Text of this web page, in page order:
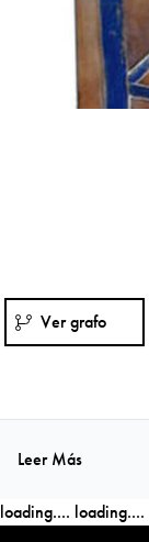
Ver grafo
Leer Más
loading.... loading....